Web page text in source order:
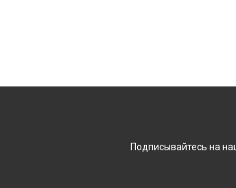
Подписывайтесь на